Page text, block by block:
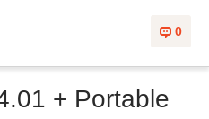
0
+ Portable